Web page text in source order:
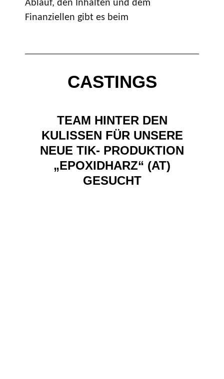
Ablauf, den Inhalten und dem
Finanziellen gibt es beim
CASTINGS
TEAM HINTER DEN
KULISSEN FÜR UNSERE
NEUE TIK- PRODUKTION
„EPOXIDHARZ“ (AT)
GESUCHT